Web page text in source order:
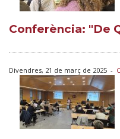
Conferència: "De
Divendres, 21 de març de 2025 -